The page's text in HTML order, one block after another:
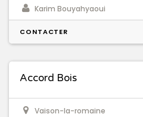
Karim Bouyahyaoui
CONTACTER
Accord Bois
Vaison-la-romaine